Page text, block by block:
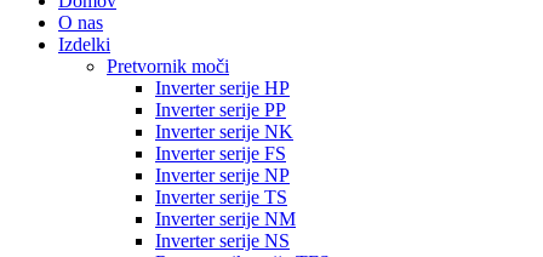
O nas
Izdelki
Pretvornik moči
Inverter serije HP
Inverter serije PP
Inverter serije NK
Inverter serije FS
Inverter serije NP
Inverter serije TS
Inverter serije NM
Inverter serije NS